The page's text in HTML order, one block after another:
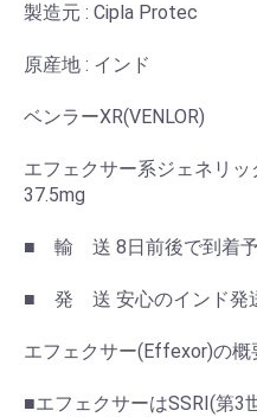
製造元 : Cipla Protec
原産地 : インド
ベンラーXR(VENLOR)
エフェクサー系ジェネリ
37.5mg
■ 輸 送 8日前後で到着
■ 発 送 安心のインド発
エフェクサー(Effexor)の概
■エフェクサーはSSRI(第3